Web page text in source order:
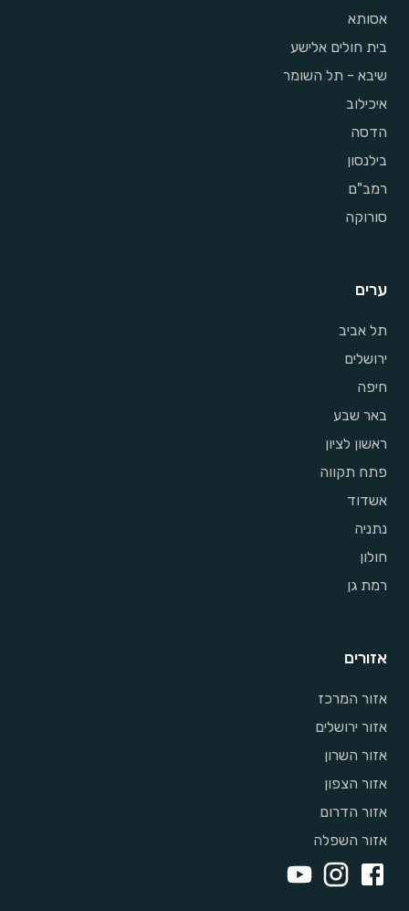
אסותא
בית חולים אלישע
שיבא - תל השומר
איכילוב
הדסה
בילנסון
רמב"ם
סורוקה
ערים
תל אביב
ירושלים
חיפה
באר שבע
ראשון לציון
פתח תקווה
אשדוד
נתניה
חולון
רמת גן
אזורים
אזור המרכז
אזור ירושלים
אזור השרון
אזור הצפון
אזור הדרום
אזור השפלה